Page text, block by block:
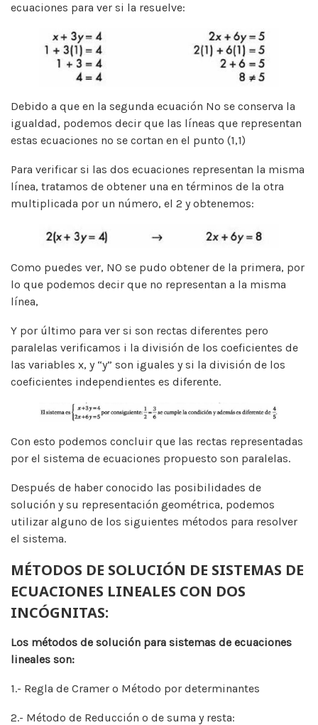
ecuaciones para ver si la resuelve:
Debido a que en la segunda ecuación No se conserva la
igualdad, podemos decir que las líneas que representan
estas ecuaciones no se cortan en el punto (1,1)
Para verificar si las dos ecuaciones representan la misma
línea, tratamos de obtener una en términos de la otra
multiplicada por un número, el 2 y obtenemos:
Como puedes ver, NO se pudo obtener de la primera, por
lo que podemos decir que no representan a la misma
línea,
Y por último para ver si son rectas diferentes pero
paralelas verificamos i la división de los coeficientes de
las variables x, y “y” son iguales y si la división de los
coeficientes independientes es diferente.
Con esto podemos concluir que las rectas representadas
por el sistema de ecuaciones propuesto son paralelas.
Después de haber conocido las posibilidades de
solución y su representación geométrica, podemos
utilizar alguno de los siguientes métodos para resolver
el sistema.
MÉTODOS DE SOLUCIÓN DE SISTEMAS DE
ECUACIONES LINEALES CON DOS
INCÓGNITAS:
Los métodos de solución para sistemas de ecuaciones
lineales son:
1.- Regla de Cramer o Método por determinantes
2.- Método de Reducción o de suma y resta: